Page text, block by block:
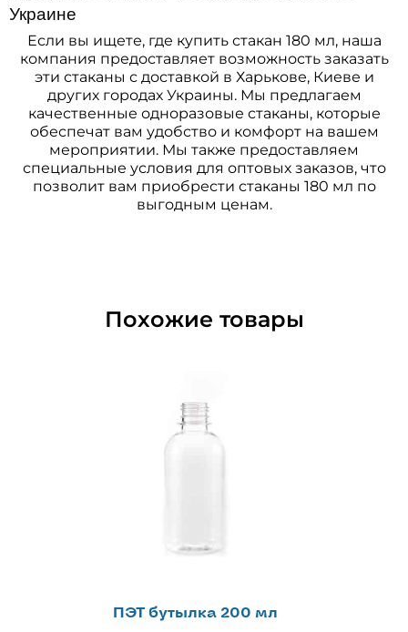
Украине
Если вы ищете, где купить стакан 180 мл, наша
компания предоставляет возможность заказать
эти стаканы с доставкой в Харькове, Киеве и
других городах Украины. Мы предлагаем
качественные одноразовые стаканы, которые
обеспечат вам удобство и комфорт на вашем
мероприятии. Мы также предоставляем
специальные условия для оптовых заказов, что
позволит вам приобрести стаканы 180 мл по
выгодным ценам.
Похожие товары
ПЭТ бутылка 200 мл